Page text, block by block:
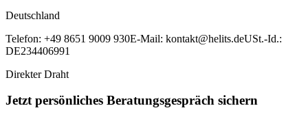
Deutschland
Telefon: +49 8651 9009 930E-Mail: kontakt@helits.deUSt.-Id.:
DE234406991
Direkter Draht
Jetzt persönliches Beratungsgespräch sichern